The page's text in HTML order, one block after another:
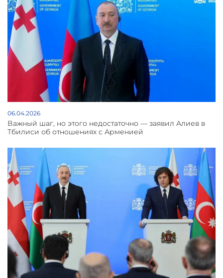
06.04.2026
Важный шаг, но этого недостаточно — заявил Алиев в
Тбилиси об отношениях с Арменией